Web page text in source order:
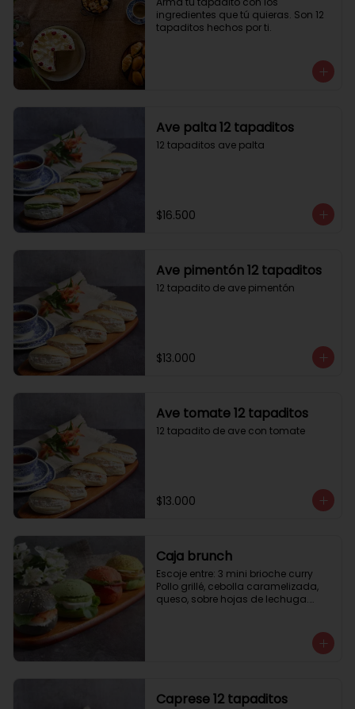
ingredientes que tú quieras. Son 12
tapaditos hechos por ti.
Ave palta 12 tapaditos
12 tapaditos ave palta
$16.500
Ave pimentón 12 tapaditos
12 tapadito de ave pimentón
$13.000
Ave tomate 12 tapaditos
12 tapadito de ave con tomate
$13.000
Caja brunch
Escoje entre: 3 mini brioche curry
Pollo grillé, cebolla caramelizada,
queso, sobre hojas de lechuga.
hojas de rúcula
Caprese 12 tapaditos